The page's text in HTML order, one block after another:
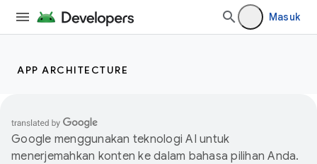
Masuk
APP ARCHITECTURE
Google menggunakan teknologi AI untuk
menerjemahkan konten ke dalam bahasa pilihan Anda.